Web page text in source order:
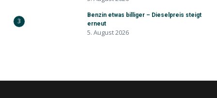
3
Benzin etwas billiger – Dieselpreis steigt
erneut
5. August 2026